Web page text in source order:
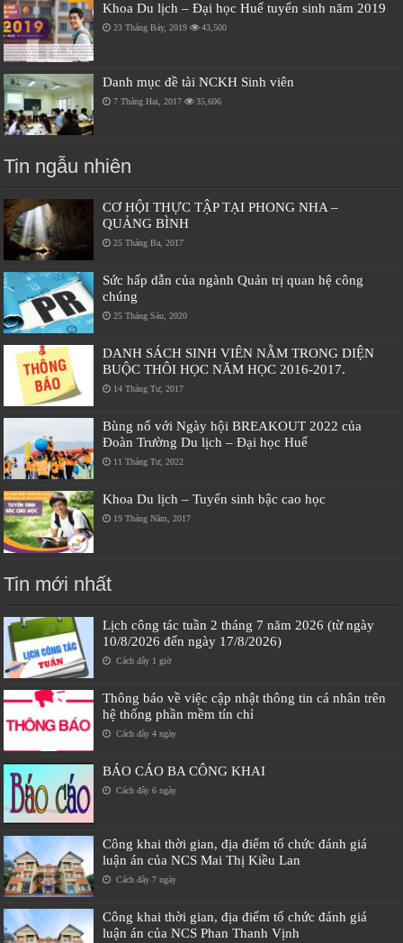
Khoa Du lịch – Đại học Huế tuyển sinh năm 2019
23 Tháng Bảy, 2019 43,500
Danh mục đề tài NCKH Sinh viên
7 Tháng Hai, 2017 35,606
Tin ngẫu nhiên
CƠ HỘI THỰC TẬP TẠI PHONG NHA –
QUẢNG BÌNH
25 Tháng Ba, 2017
Sức hấp dẫn của ngành Quản trị quan hệ công
chúng
25 Tháng Sáu, 2020
DANH SÁCH SINH VIÊN NẰM TRONG DIỆN
BUỘC THÔI HỌC NĂM HỌC 2016-2017.
14 Tháng Tư, 2017
Bùng nổ với Ngày hội BREAKOUT 2022 của
Đoàn Trường Du lịch – Đại học Huế
11 Tháng Tư, 2022
Khoa Du lịch – Tuyển sinh bậc cao học
19 Tháng Năm, 2017
Tin mới nhất
Lịch công tác tuần 2 tháng 7 năm 2026 (từ ngày
10/8/2026 đến ngày 17/8/2026)
Cách đây 1 giờ
Thông báo về việc cập nhật thông tin cá nhân trên
hệ thống phần mềm tín chỉ
Cách đây 4 ngày
BÁO CÁO BA CÔNG KHAI
Cách đây 6 ngày
Công khai thời gian, địa điểm tổ chức đánh giá
luận án của NCS Mai Thị Kiều Lan
Cách đây 7 ngày
Công khai thời gian, địa điểm tổ chức đánh giá
luận án của NCS Phan Thanh Vịnh